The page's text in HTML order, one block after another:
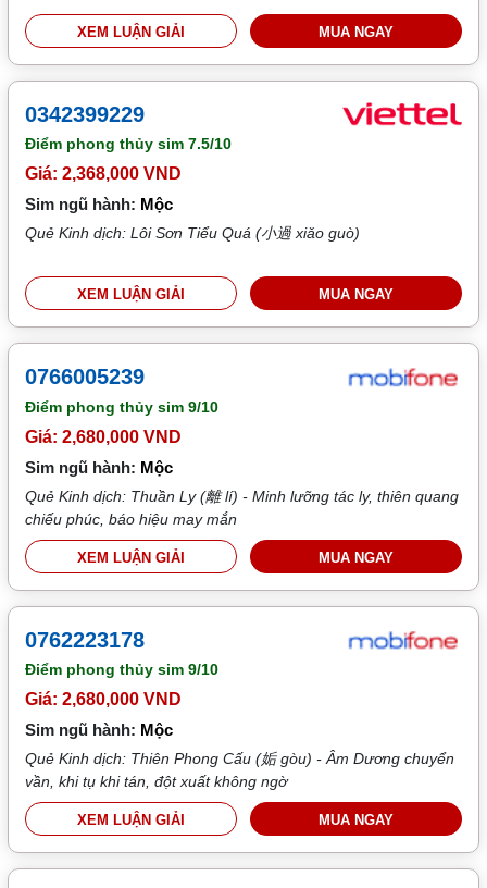
XEM LUẬN GIẢI MUA NGAY
0342399229
Điểm phong thủy sim7.5/10
Giá: 2,368,000 VND
Sim ngũ hành: Mộc
Quẻ Kinh dịch: Lôi Sơn Tiểu Quá (小過 xiǎo guò)
XEM LUẬN GIẢI MUA NGAY
0766005239
Điểm phong thủy sim9/10
Giá: 2,680,000 VND
Sim ngũ hành: Mộc
Quẻ Kinh dịch: Thuần Ly (離 lí) - Minh lưỡng tác ly, thiên quang
chiếu phúc, báo hiệu may mắn
XEM LUẬN GIẢI MUA NGAY
0762223178
Điểm phong thủy sim9/10
Giá: 2,680,000 VND
Sim ngũ hành: Mộc
Quẻ Kinh dịch: Thiên Phong Cấu (姤 gòu) - Âm Dương chuyển
vần, khi tụ khi tán, đột xuất không ngờ
XEM LUẬN GIẢI MUA NGAY